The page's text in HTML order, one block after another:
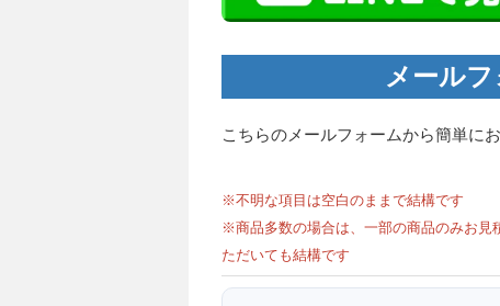
メール
こちらのメールフォームから簡単に
※不明な項目は空白のままで結構です
※商品多数の場合は、一部の商品のみお見
ただいても結構です